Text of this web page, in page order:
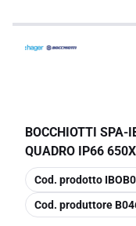
BOCCHIOTTI SPA-
QUADRO IP66
copia
Cod. prodotto
copia
Cod. produttore